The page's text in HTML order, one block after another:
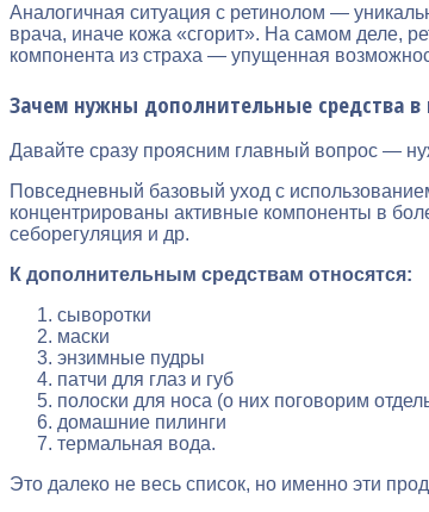
Аналогичная ситуация с ретинолом —
врача, иначе кожа «сгорит». На самом деле,
компонента из страха — упущенная
Зачем нужны дополнительные средства в
Давайте сразу проясним главный вопрос —
Повседневный базовый уход с
концентрированы активные компоненты в
себорегуляция и др.
К дополнительным средствам относятся:
сыворотки
маски
энзимные пудры
патчи для глаз и губ
полоски для носа (о них поговорим
домашние пилинги
термальная вода.
Это далеко не весь список, но именно эти